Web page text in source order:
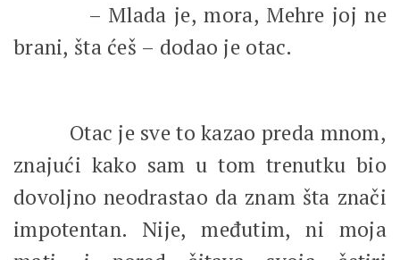
– Mlada je, mora, Mehre joj ne
brani, šta ćeš – dodao je otac.
Otac je sve to kazao preda mnom,
znajući kako sam u tom trenutku bio
dovoljno neodrastao da znam šta znači
impotentan. Nije, međutim, ni moja